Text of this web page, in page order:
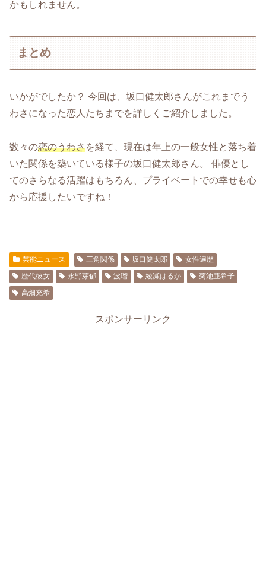
かもしれません。
まとめ
いかがでしたか？ 今回は、坂口健太郎さんがこれまでう
わさになった恋人たちまでを詳しくご紹介しました。
数々の恋のうわさを経て、現在は年上の一般女性と落ち着
いた関係を築いている様子の坂口健太郎さん。 俳優とし
てのさらなる活躍はもちろん、プライベートでの幸せも心
から応援したいですね！
芸能ニュース 三角関係 坂口健太郎
女性遍歴
歴代彼女
永野芽郁 波瑠 綾瀬はるか
菊池亜希子
高畑充希
スポンサーリンク